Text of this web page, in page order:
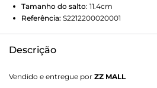
Tamanho do salto: 11.4cm
Referência: S2212200020001
Descrição
metalizado de efeito holográfico.
Vendido e entregue por ZZ MALL